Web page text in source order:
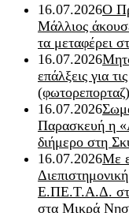
16.07.2026Ο
Μάλλιος
τα μεταφέρει
16.07.2026
επάλξεις για
(φωτορεπορταζ)
16.07.2026
Παρασκευή η
διήμερο στη
16.07.2026Με
Ε.ΠΕ.Τ.Α.Δ.
στα Μικρά